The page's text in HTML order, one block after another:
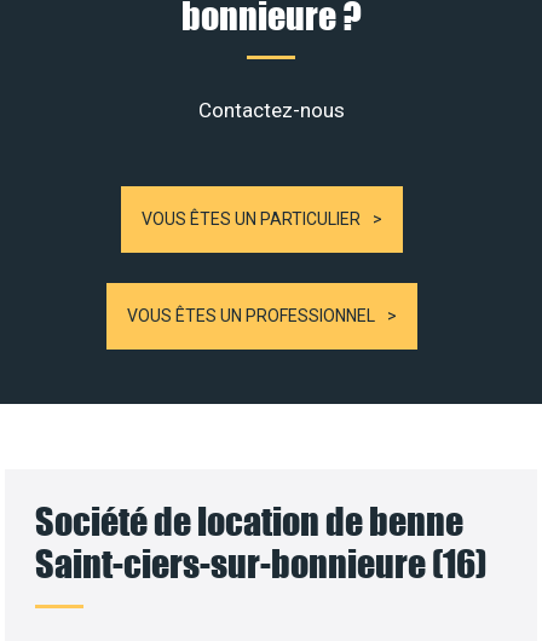
bonnieure ?
Contactez-nous
VOUS ÊTES UN PARTICULIER
VOUS ÊTES UN PROFESSIONNEL
Société de location de benne
Saint-ciers-sur-bonnieure (16)